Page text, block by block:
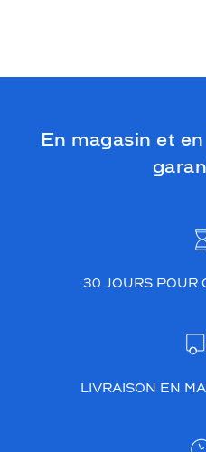
En magasin et
30 JOURS POUR
LIVRAISON EN